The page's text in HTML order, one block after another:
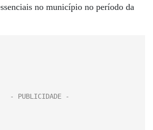
no município no período da